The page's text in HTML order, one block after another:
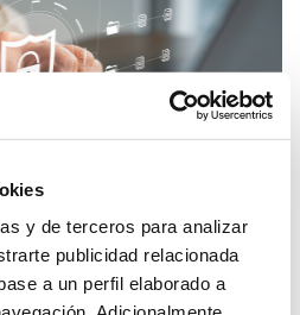
y de terceros para analizar
publicidad relacionada
a un perfil elaborado a